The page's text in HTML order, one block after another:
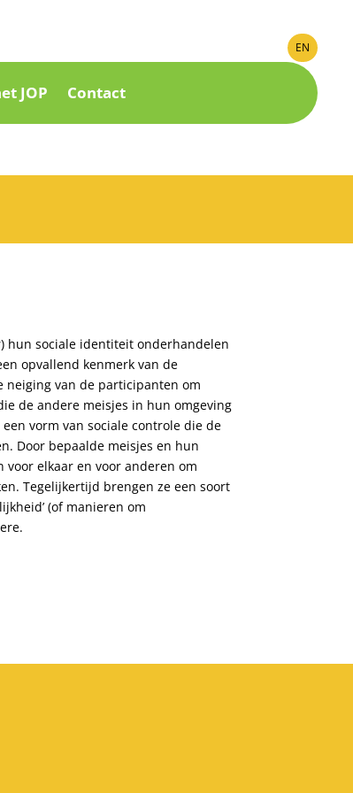
EN
JOP Contact
hun sociale identiteit onderhandelen
opvallend kenmerk van de
neiging van de participanten om
de andere meisjes in hun omgeving
vorm van sociale controle die de
Door bepaalde meisjes en hun
elkaar en voor anderen om
Tegelijkertijd brengen ze een soort
(of manieren om